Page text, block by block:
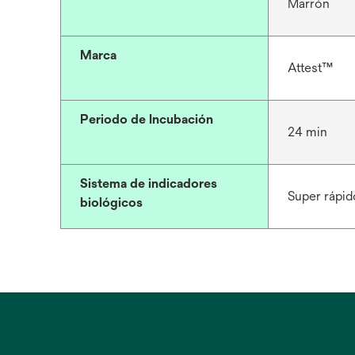
Marrón
Marca
Attest™
Periodo de Incubación
24 min
Sistema de indicadores
biológicos
Super